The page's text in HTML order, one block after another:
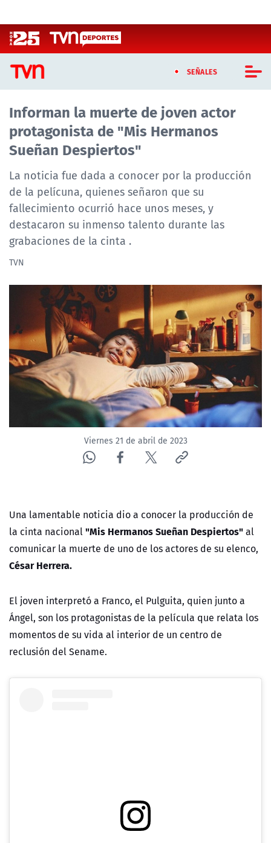
SEÑALES
CASTING MASTERCHEF CHILE
CASTING TVN VERTICAL
TVN VERTICAL
TVN PLAY
PROGRAMAS
TELESERIES
NTV
ACTUALIDAD Y TENDENCIAS
CORPORATIVO Y TRANSPARENCIA
CANAL DE DENUNCIAS
ÁREA DE PROYECTOS
Informan la muerte de joven actor
protagonista de "Mis Hermanos
Sueñan Despiertos"
La noticia fue dada a conocer por la producción
de la pelícuna, quienes señaron que su
fallecimiento ocurrió hace unos meses, y
destacaron su inmenso talento durante las
grabaciones de la cinta .
TVN
Viernes 21 de abril de 2023
Una lamentable noticia dio a conocer la producción de
la cinta nacional"Mis Hermanos Sueñan Despiertos"al
comunicar la muerte de uno de los actores de su elenco,
César Herrera.
El joven interpretó a Franco, el Pulguita, quien junto a
Ángel, son los protagonistas de la película que relata los
momentos de su vida al interior de un centro de
reclusión del Sename.